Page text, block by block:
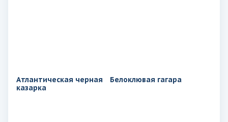
Атлантическая черная
казарка
Белоклювая гагара